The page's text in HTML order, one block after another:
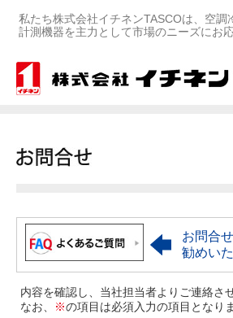
私たち株式会社イチネンTASCOは、空調
計測機器を主力として市場のニーズにお
お問合
勧めい
内容を確認し、当社担当者よりご連絡さ
なお、
※の項目は必須入力の項目となり